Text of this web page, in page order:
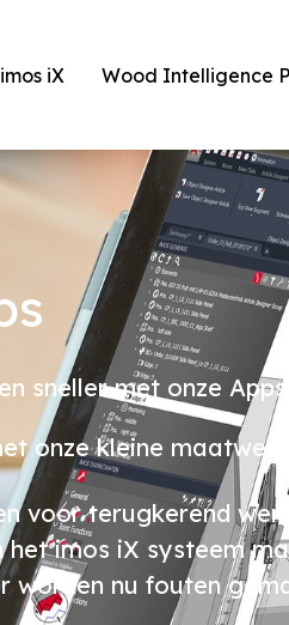
imos iX Wood Intelligence
sneller met onze Apps.
onze kleine
voor terugkerend
imos iX systeem
nu fouten